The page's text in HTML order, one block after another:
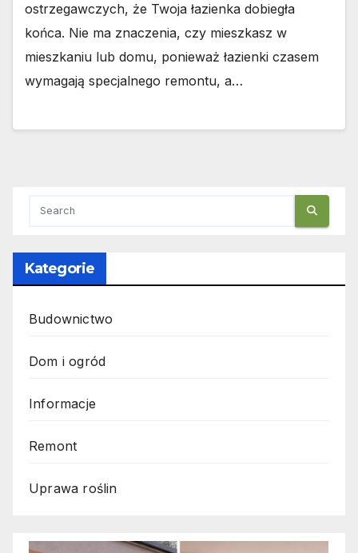
ostrzegawczych, że Twoja łazienka dobiegła
końca. Nie ma znaczenia, czy mieszkasz w
mieszkaniu lub domu, ponieważ łazienki czasem
wymagają specjalnego remontu, a…
Kategorie
Budownictwo
Dom i ogród
Informacje
Remont
Uprawa roślin